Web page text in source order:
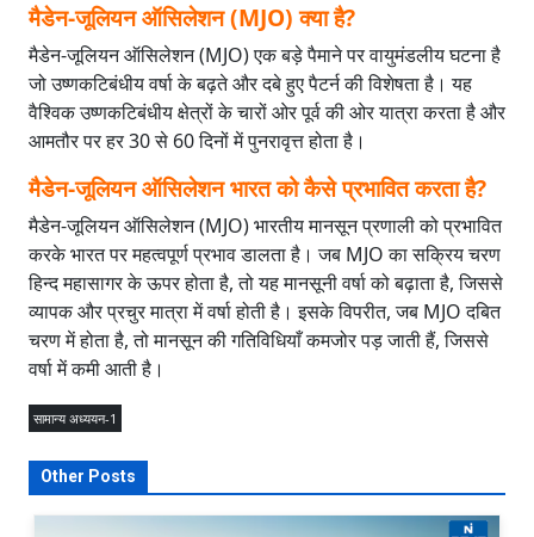
मैडेन-जूलियन ऑसिलेशन (MJO) क्या है?
मैडेन-जूलियन ऑसिलेशन (MJO) एक बड़े पैमाने पर वायुमंडलीय घटना है
जो उष्णकटिबंधीय वर्षा के बढ़ते और दबे हुए पैटर्न की विशेषता है। यह
वैश्विक उष्णकटिबंधीय क्षेत्रों के चारों ओर पूर्व की ओर यात्रा करता है और
आमतौर पर हर 30 से 60 दिनों में पुनरावृत्त होता है।
मैडेन-जूलियन ऑसिलेशन भारत को कैसे प्रभावित करता है?
मैडेन-जूलियन ऑसिलेशन (MJO) भारतीय मानसून प्रणाली को प्रभावित
करके भारत पर महत्वपूर्ण प्रभाव डालता है। जब MJO का सक्रिय चरण
हिन्द महासागर के ऊपर होता है, तो यह मानसूनी वर्षा को बढ़ाता है, जिससे
व्यापक और प्रचुर मात्रा में वर्षा होती है। इसके विपरीत, जब MJO दबित
चरण में होता है, तो मानसून की गतिविधियाँ कमजोर पड़ जाती हैं, जिससे
वर्षा में कमी आती है।
सामान्य अध्ययन-1
Other Posts